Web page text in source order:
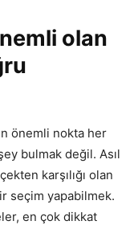
olan
önemli nokta her
bulmak değil. Asıl
karşılığı olan
seçim yapabilmek.
en çok dikkat